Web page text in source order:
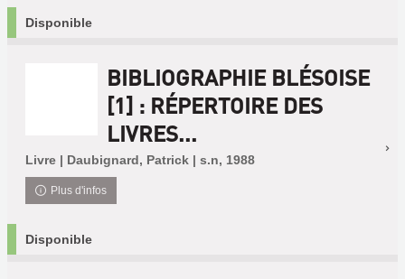
Disponible
BIBLIOGRAPHIE BLÉSOISE
[1] : RÉPERTOIRE DES
LIVRES...
Livre | Daubignard, Patrick | s.n, 1988
Plus d'infos
Disponible